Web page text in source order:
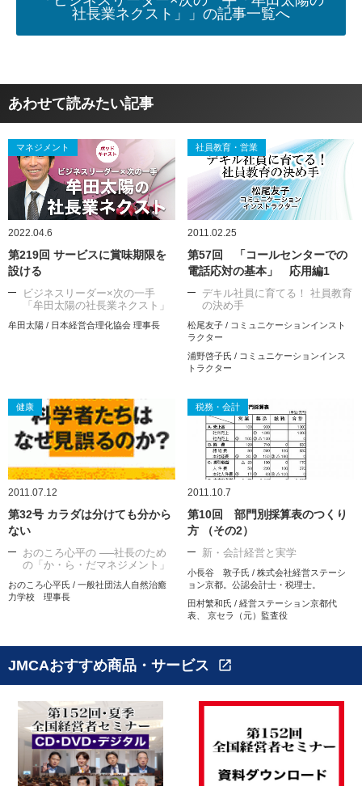
社長業ネクスト」」の記事一覧へ
あわせて読みたい記事
マネジメント
2022.04.6
第219回 サービスに賞味期限を
設ける
ビジネスリーダー×次の一手
「牟田太陽の社長業ネクスト」
牟田太陽 / 日本経営合理化協会 理事長
社員教育・営業
2011.02.25
第57回 「コールセンターでの
電話応対の基本」 応用編1
デキル社員に育てる！ 社員教育
の決め手
松尾友子 / コミュニケーションインスト
ラクター
浦野啓子氏 / コミュニケーションインス
トラクター
健康
2011.07.12
第32号 カラダは分けても分から
ない
おのころ心平の ──社長のため
の「か・ら・だマネジメント」
おのころ心平氏 / 一般社団法人自然治癒
力学校 理事長
税務・会計
2011.10.7
第10回 部門別採算表のつくり
方 （その2）
新・会計経営と実学
小長谷 敦子氏 / 株式会社経営ステーシ
ョン京都。公認会計士・税理士。
田村繁和氏 / 経営ステーション京都代
表、 京セラ（元）監査役
JMCAおすすめ商品・サービス open_in_new